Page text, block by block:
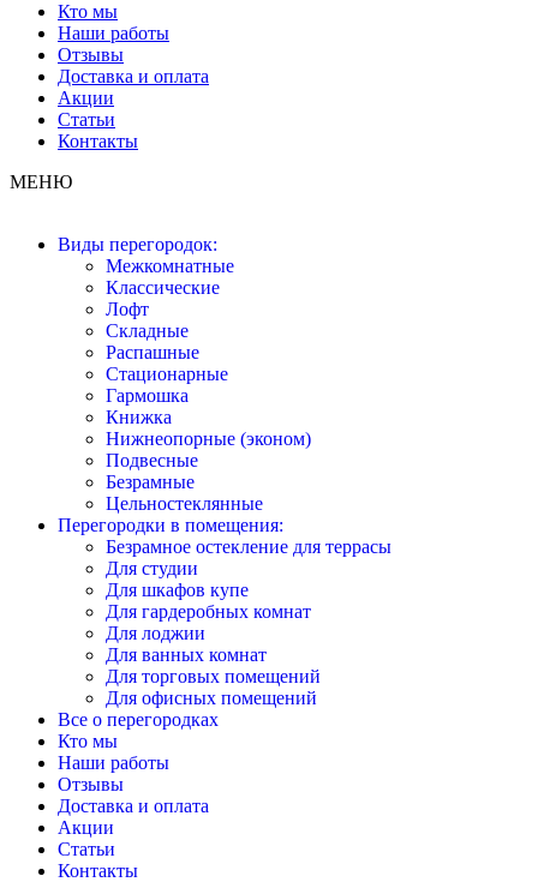
Кто мы
Наши работы
Отзывы
Доставка и оплата
Акции
Статьи
Контакты
МЕНЮ
Виды перегородок:
Межкомнатные
Классические
Лофт
Складные
Распашные
Стационарные
Гармошка
Книжка
Нижнеопорные (эконом)
Подвесные
Безрамные
Цельностеклянные
Перегородки в помещения:
Безрамное остекление для террасы
Для студии
Для шкафов купе
Для гардеробных комнат
Для лоджии
Для ванных комнат
Для торговых помещений
Для офисных помещений
Все о перегородках
Кто мы
Наши работы
Отзывы
Доставка и оплата
Акции
Статьи
Контакты